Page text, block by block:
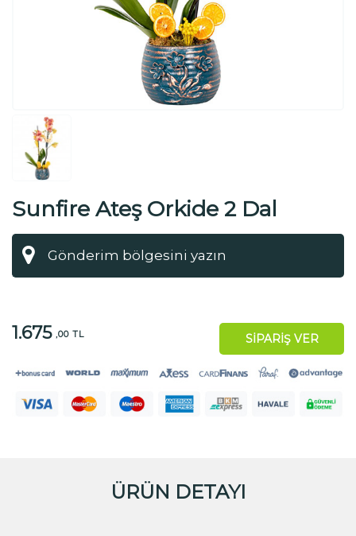
Sunfire Ateş Orkide 2 Dal
1.675 ,00 TL SİPARİŞ VER
ÜRÜN DETAYI